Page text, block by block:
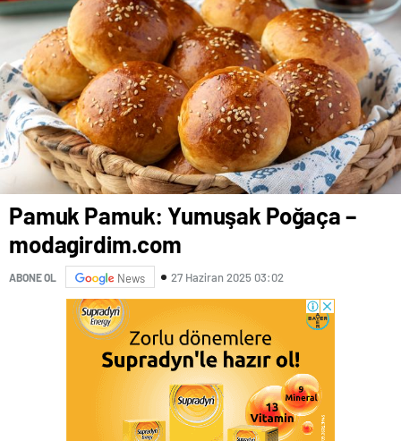
Pamuk Pamuk: Yumuşak Poğaça –
modagirdim.com
ABONE OL News 27 Haziran 2025 03:02